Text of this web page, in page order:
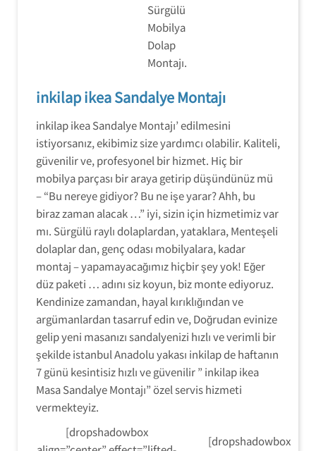
Sürgülü
Mobilya
Dolap
Montajı.
inkilap ikea Sandalye Montajı
inkilap ikea Sandalye Montajı’ edilmesini
istiyorsanız, ekibimiz size yardımcı olabilir. Kaliteli,
güvenilir ve, profesyonel bir hizmet. Hiç bir
mobilya parçası bir araya getirip düşündünüz mü
– “Bu nereye gidiyor? Bu ne işe yarar? Ahh, bu
biraz zaman alacak …” iyi, sizin için hizmetimiz var
mı. Sürgülü raylı dolaplardan, yataklara, Menteşeli
dolaplar dan, genç odası mobilyalara, kadar
montaj – yapamayacağımız hiçbir şey yok! Eğer
düz paketi … adını siz koyun, biz monte ediyoruz.
Kendinize zamandan, hayal kırıklığından ve
argümanlardan tasarruf edin ve, Doğrudan evinize
gelip yeni masanızı sandalyenizi hızlı ve verimli bir
şekilde istanbul Anadolu yakası inkilap de haftanın
7 günü kesintisiz hızlı ve güvenilir ” inkilap ikea
Masa Sandalye Montajı” özel servis hizmeti
vermekteyiz.
[dropshadowbox
[dropshadowbox